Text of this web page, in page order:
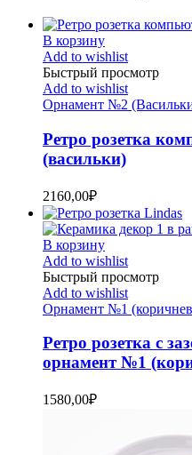
В корзину
Add to wishlist
Быстрый просмотр
Add to wishlist
Орнамент №2
Ретро розетка
(васильки)
2160,00₽
В корзину
Add to wishlist
Быстрый просмотр
Add to wishlist
Орнамент №1
Ретро розетка с
орнамент №1
1580,00₽